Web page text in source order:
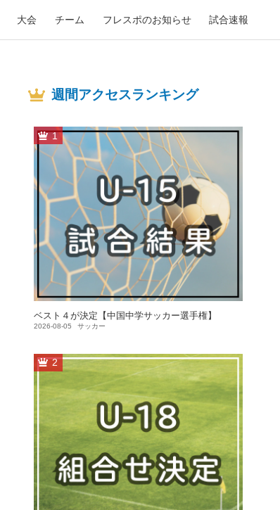
大会 チーム フレスポのお知らせ 試合速報
週間アクセスランキング
1
ベスト４が決定【中国中学サッカー選手権】
2026-08-05 サッカー
2